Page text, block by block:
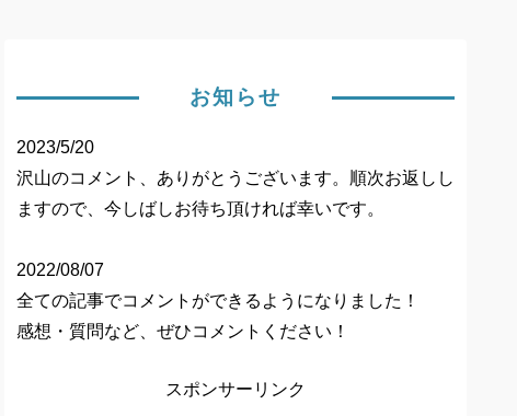
お知らせ
2023/5/20
沢山のコメント、ありがとうございます。順次お返しし
ますので、今しばしお待ち頂ければ幸いです。
2022/08/07
全ての記事でコメントができるようになりました！
感想・質問など、ぜひコメントください！
スポンサーリンク